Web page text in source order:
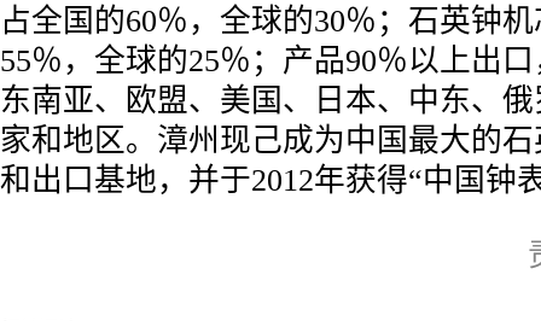
占全国的60％，全球的30％；石英钟
55％，全球的25％；产品90％以上出
东南亚、欧盟、美国、日本、中东、
家和地区。漳州现己成为中国最大的
和出口基地，并于2012年获得“中国钟